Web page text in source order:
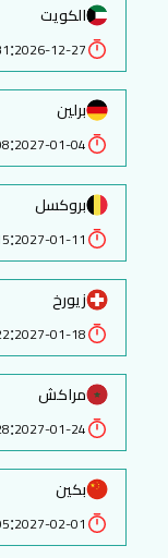
الكويت
2026-12-27
:
برلين
2027-01-04
:
بروكسل
2027-01-11
:
زيورخ
2027-01-18
:
مراكش
2027-01-24
:
بكين
2027-02-01
: